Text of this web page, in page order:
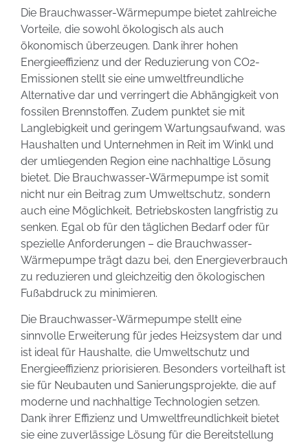
Die Brauchwasser-Wärmepumpe bietet zahlreiche
Vorteile, die sowohl ökologisch als auch
ökonomisch überzeugen. Dank ihrer hohen
Energieeffizienz und der Reduzierung von CO2-
Emissionen stellt sie eine umweltfreundliche
Alternative dar und verringert die Abhängigkeit von
fossilen Brennstoffen. Zudem punktet sie mit
Langlebigkeit und geringem Wartungsaufwand, was
Haushalten und Unternehmen in Reit im Winkl und
der umliegenden Region eine nachhaltige Lösung
bietet. Die Brauchwasser-Wärmepumpe ist somit
nicht nur ein Beitrag zum Umweltschutz, sondern
auch eine Möglichkeit, Betriebskosten langfristig zu
senken. Egal ob für den täglichen Bedarf oder für
spezielle Anforderungen – die Brauchwasser-
Wärmepumpe trägt dazu bei, den Energieverbrauch
zu reduzieren und gleichzeitig den ökologischen
Fußabdruck zu minimieren.
Die Brauchwasser-Wärmepumpe stellt eine
sinnvolle Erweiterung für jedes Heizsystem dar und
ist ideal für Haushalte, die Umweltschutz und
Energieeffizienz priorisieren. Besonders vorteilhaft ist
sie für Neubauten und Sanierungsprojekte, die auf
moderne und nachhaltige Technologien setzen.
Dank ihrer Effizienz und Umweltfreundlichkeit bietet
sie eine zuverlässige Lösung für die Bereitstellung